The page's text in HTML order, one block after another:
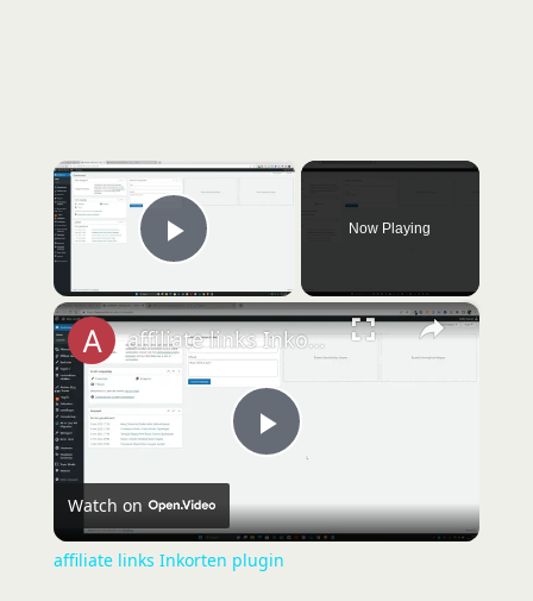
×
Play Video
Now Playing
×
P
l
affiliate links Inkorten plugin
Watch on
affiliate links Inkorten plugin